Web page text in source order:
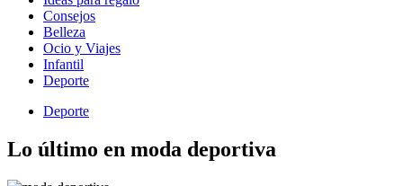
Consejos
Belleza
Ocio y Viajes
Infantil
Deporte
Deporte
Lo último en moda deportiva